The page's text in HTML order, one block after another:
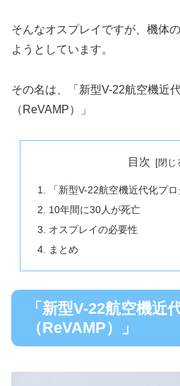
そんなオスプレイですが、機体
ようとしています。
その名は、「新型V-22航空機近
（ReVAMP）」
目次
「新型V-22航空機近代化プ
10年間に30人が死亡
オスプレイの必要性
まとめ
「新型V-22航空機近
（ReVAMP）」